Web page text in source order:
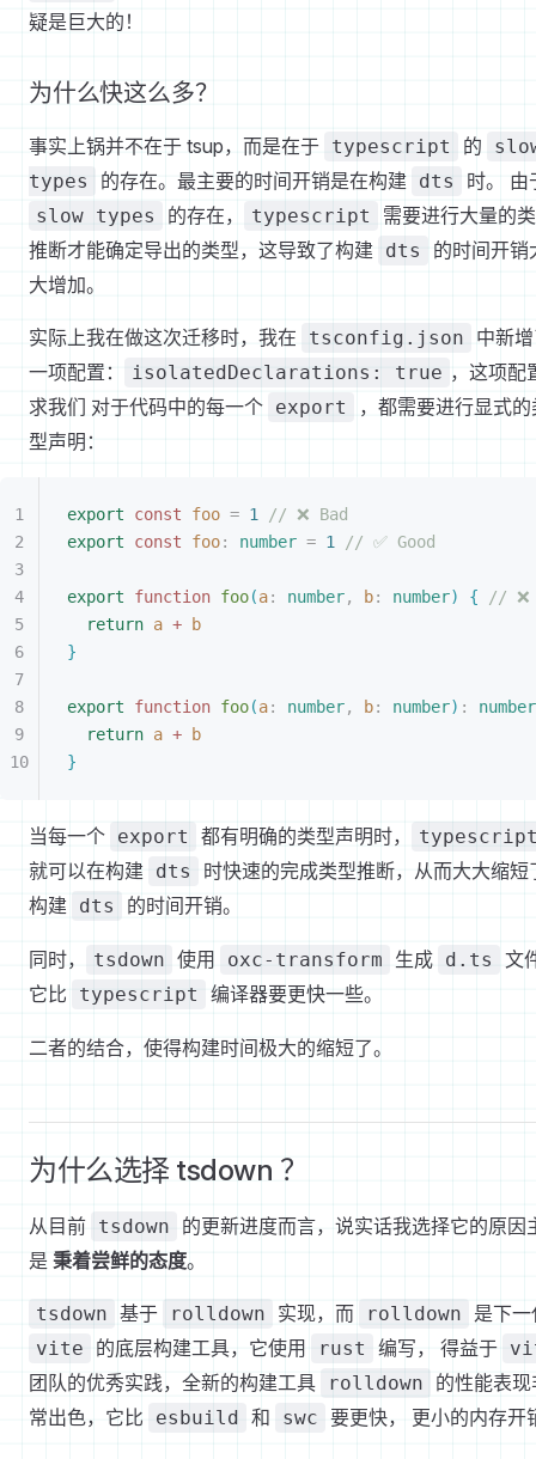
疑是巨大的！
为什么快这么多？
事实上锅并不在于 tsup，而是在于 typescript 的
types
的存在。最主要的时间开销是在构建 dts 时。 由
slow types 的存在， typescript
需要进行大量的
推断才能确定导出的类型，这导致了构建
dts
的时间开销
大增加。
实际上我在做这次迁移时，我在 tsconfig.json
中新
一项配置：
isolatedDeclarations: true ，这项配
求我们 对于代码中的每一个 export
，都需要进行显式的
型声明：
export const foo = 1
// ❌ Bad
export const foo: number = 1 // ✅ Good
export function foo(a: number, b: number) { // ❌
return a + b
}
export function foo(a: number, b: number) :
number
return a + b
}
当每一个 export 都有明确的类型声明时，
就可以在构建 dts
时快速的完成类型推断，从而大大缩短
构建
dts 的时间开销。
同时， tsdown 使用 oxc-transform 生成 d.ts
文
它比
typescript 编译器要更快一些。
二者的结合，使得构建时间极大的缩短了。
为什么选择 tsdown ？
从目前 tsdown
的更新进度而言，说实话我选择它的原因
是 秉着尝鲜的态度。
tsdown 基于 rolldown 实现，而 rolldown 是下一
vite 的底层构建工具，它使用 rust 编写， 得益于
团队的优秀实践，全新的构建工具 rolldown
的性能表现
常出色，它比
esbuild 和 swc 要更快， 更小的内存开